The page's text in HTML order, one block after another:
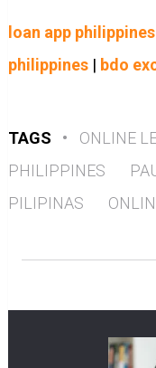
loan app philippines
philippines| bdo
TAGS •
ONLINE
PHILIPPINES
PILIPINAS